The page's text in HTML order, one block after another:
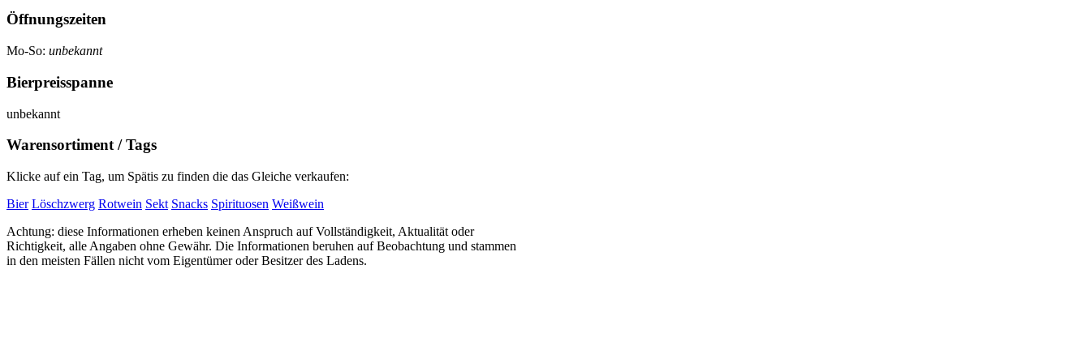
Öffnungszeiten
Mo-So: unbekannt
Bierpreisspanne
unbekannt
Warensortiment / Tags
Klicke auf ein Tag, um Spätis zu finden die das Gleiche verkaufen:
Bier Löschzwerg Rotwein Sekt Snacks Spirituosen Weißwein
Achtung: diese Informationen erheben keinen Anspruch auf Vollständigkeit, Aktualität oder
Richtigkeit, alle Angaben ohne Gewähr. Die Informationen beruhen auf Beobachtung und stammen
in den meisten Fällen nicht vom Eigentümer oder Besitzer des Ladens.